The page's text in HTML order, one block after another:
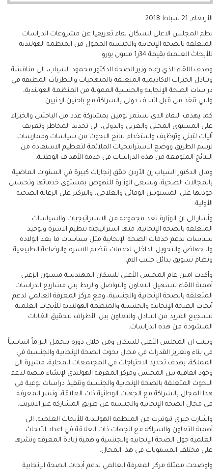
الأربعاء, 21 شباط 2018
نظم المجلس الاعلى للسكان لقاء تعريفيا عن مشروعات الدراسات
المتعلقة بالصحة الإنجابية والجنسية الممول من المنظمة الهولندية
للأبحاث العلمية بقيمة 34ر1 مليون يورو.
وهدف اللقاء الذي رعاه وزير الصحة الدكتور محمود الشياب، الى مناقشة
وتبادل الخبرات الاكاديمية المتعلقة بالمنهجيات والنظريات المطبقة في
دراسات الصحة الإنجابية والجنسية الممولة من المنظمة الهولندية،
والتي تنفذ من قبل ائتلاف دولي بالشراكة مع باحثين اردنيين.
كما يهدف اللقاء الذي يستمر يومين بمشاركة عدد من الباحثين والخبراء
على المستوى المحلي والعربي والدولي، الى تحديد المخاطر وتعريف
آليات لتبني وتوظيف واستخدام نتائج البحوث من سياسات وممارسات،
لرسم الطريق ووضع الاستراتيجيات الملائمة لتعظيم الاستفادة من
النتائج المتوقعة من هذه الدراسات في خدمة الأهداف الوطنية.
وقال الدكتور الشياب إن الأردن حقق إنجازات كبيرة في السنوات الماضية
بالمجالات الصحية، وتسعى الوزارة للنهوض بمستوى خدماتها وتحسين
جودتها على المستويين الوقائي والعلاجي، والتركيز على الرعاية الصحية
الأولية.
وأشار الى ان الوزارة تعد مجموعة من الاستراتيجيات والسياسات
المتعلقة بالصحة الإنجابية، منها استراتيجية تنظيم الاسرة وتوحيد
سياسات تدعم خدمات الصحة الإنجابية مثل سياسات ما بعد الولادة
والاجهاض والتحويل الداخلي لخدمات تنظيم الاسرة والرضاعة الطبيعية
ونظام تسويق بدائل حليب الام.
وأكدت امين عام المجلس الأعلى للسكان المهندسة ميسون الزعبي
أهمية اللقاء لتسهيل التعاون والتواصل والربط بين مشاريع الدراسات
المتعلقة بالصحة الإنجابية والجنسية، ومع مركز المعرفة العالمي لدعم
أبحاث الصحة الإنجابية والجنسية والمنظمة الهولندية للأبحاث العلمية
لتشجيع المزيد من التبادل والتعاون بين الأطراف لتحقيق الغايات
المنشودة من هذه الدراسات.
وبينت ان المجلس الأعلى للسكان ومن خلال دوره يتحمل التزاماً اساسياً
في بناء وتعزيز القدرات في مجال بحوث الصحة الإنجابية والجنسية في
المملكة، بهدف تحديد الاحتياجات في المجتمعات المحلية، مشيرة الى
وجود اتفاقية بين المجلس ومركز المعرفة الهولندي لإنشاء منصة لدعم
البحوث المتعلقة بالصحة الإنجابية والجنسية وتنفيذ دراسات نوعية في
هذا المجال بالشراكة مع الجهات الوطنية ذات العلاقة، ونشر المعرفة
في مجال الصحة الإنجابية والجنسية عن طريق المشاركة عبر الانترنت.
واشارت جيري تيوتيرت من المنظمة الهولندية للأبحاث العلمية، الى
أهمية التعاون والشراكة مع الجهات ذات العلاقة في اعداد الأبحاث
العلمية حول الصحة الإنجابية والجنسية واهمية زيادة المعرفة ونشرها
على مختلف المستويات في هذا المجال.
واوضحت ممثلة مركز المعرفة العالمي لدعم أبحاث الصحة الإنجابية